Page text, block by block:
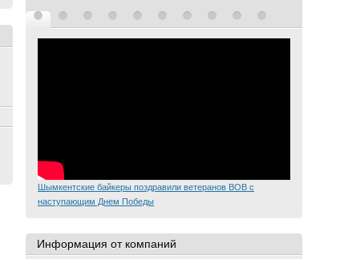
Шымкентские байкеры поздравили ветеранов ВОВ с
наступающим Днем Победы
Информация от компаний